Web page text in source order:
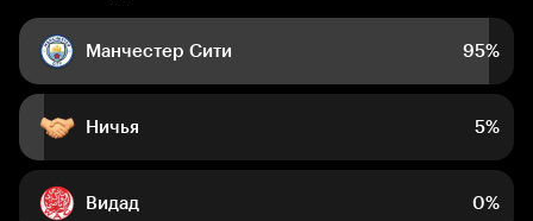
Манчестер Сити 95%
Ничья 5%
Видад 0%